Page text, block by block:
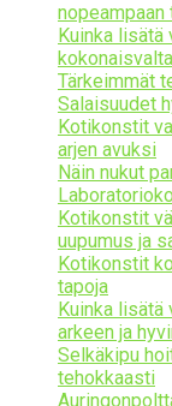
Kuinka
Tärkeimmät
Salaisuudet
Kotikonstit
arjen avuksi
Näin nukut
Kotikonstit
uupumus ja
Kotikonstit
tapoja
Kuinka
arkeen ja
Selkäkipu
tehokkaasti